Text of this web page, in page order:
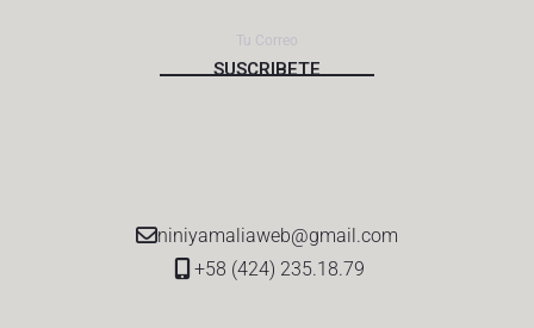
niniyamaliaweb@gmail.com
+58 (424) 235.18.79